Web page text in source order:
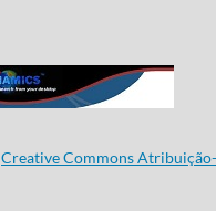
Creative Commons